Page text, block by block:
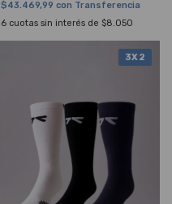
$43.469,99 con Transferencia
6 cuotas sin interés de $8.050
3X2